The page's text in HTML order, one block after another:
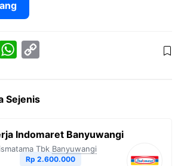
W
t
A
y
i
n
Sejenis
Indomaret Banyuwangi
Tbk Banyuwangi
Rp 2.600.000